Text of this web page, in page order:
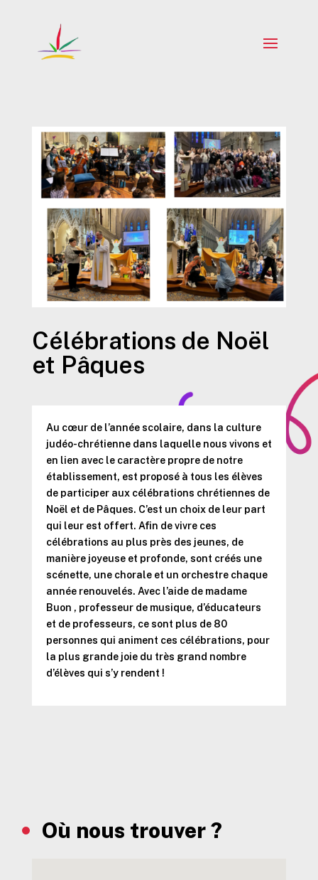
Célébrations de Noël
et Pâques
Au cœur de l’année scolaire, dans la culture
judéo-chrétienne dans laquelle nous vivons et
en lien avec le caractère propre de notre
établissement, est proposé à tous les élèves
de participer aux célébrations chrétiennes de
Noël et de Pâques. C’est un choix de leur part
qui leur est offert. Afin de vivre ces
célébrations au plus près des jeunes, de
manière joyeuse et profonde, sont créés une
scénette, une chorale et un orchestre chaque
année renouvelés. Avec l’aide de madame
Buon , professeur de musique, d’éducateurs
et de professeurs, ce sont plus de 80
personnes qui animent ces célébrations, pour
la plus grande joie du très grand nombre
d’élèves qui s’y rendent !
Où nous trouver ?